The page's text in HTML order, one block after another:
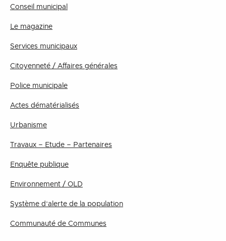
Conseil municipal
Le magazine
Services municipaux
Citoyenneté / Affaires générales
Police municipale
Actes dématérialisés
Urbanisme
Travaux – Etude – Partenaires
Enquête publique
Environnement / OLD
Système d’alerte de la population
Communauté de Communes